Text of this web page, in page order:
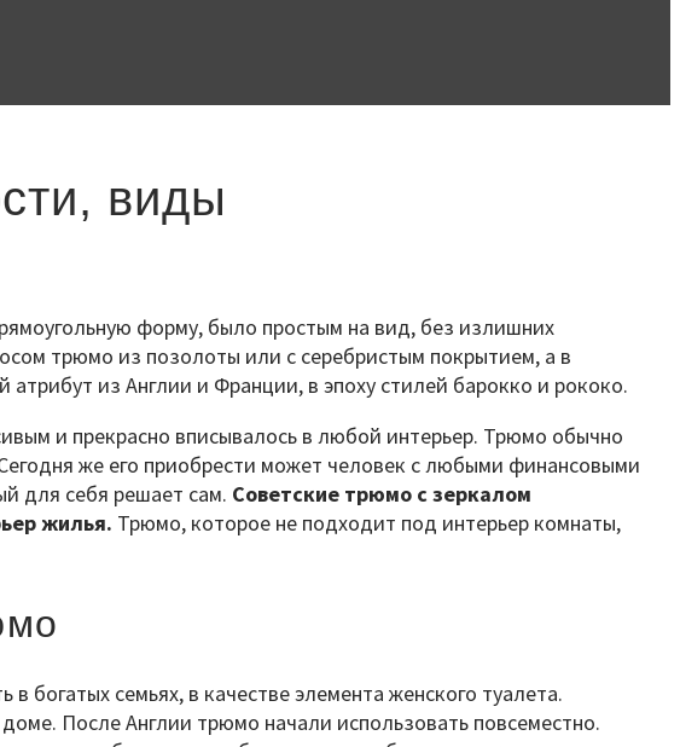
виды
форму, было простым на вид, без излишних
трюмо из позолоты или с серебристым покрытием, а в
из Англии и Франции, в эпоху стилей барокко и рококо.
и прекрасно вписывалось в любой интерьер. Трюмо обычно
же его приобрести может человек с любыми финансовыми
для себя решает сам. Советские трюмо с зеркалом
жилья. Трюмо, которое не подходит под интерьер комнаты,
богатых семьях, в качестве элемента женского туалета.
После Англии трюмо начали использовать повсеместно.